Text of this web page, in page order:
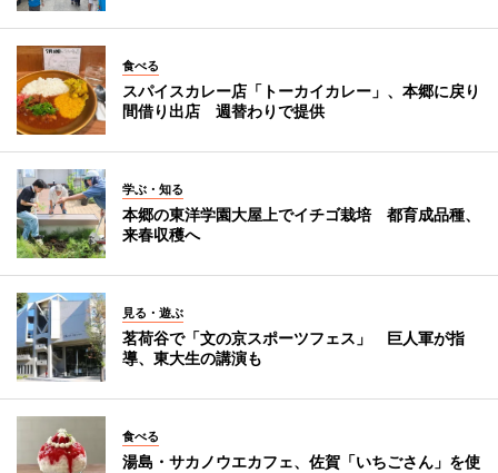
食べる
スパイスカレー店「トーカイカレー」、本郷に戻り
間借り出店 週替わりで提供
学ぶ・知る
本郷の東洋学園大屋上でイチゴ栽培 都育成品種、
来春収穫へ
見る・遊ぶ
茗荷谷で「文の京スポーツフェス」 巨人軍が指
導、東大生の講演も
食べる
湯島・サカノウエカフェ、佐賀「いちごさん」を使